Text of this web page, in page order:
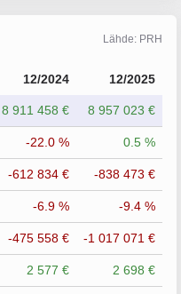
Lähde: PRH
12/2024 12/2025
8 911 458 € 8 957 023 €
-22.0 % 0.5 %
-612 834 € -838 473 €
-6.9 % -9.4 %
-475 558 € -1 017 071 €
2 577 € 2 698 €